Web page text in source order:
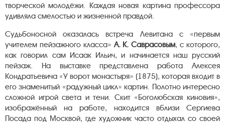
творческой молодёжи. Каждая новая картина профессора
удивляла смелостью и жизненной правдой.
Судьбоносной оказалась встреча Левитана с «первым
учителем пейзажного класса»А. К. Саврасовым, с которого,
как говорил сам Исаак Ильич, и начинается наш русский
пейзаж. На выставке представлена работа Алексея
Кондратьевича «У ворот монастыря» (1875), которая входит в
его знаменитый «радужный цикл» картин. Полотно интересно
сложной игрой света и тени. Скит «Боголюбская киновия»,
изображённый на работе, находится вблизи Сергиева
Посада под Москвой, где художник часто отдыхал со своей